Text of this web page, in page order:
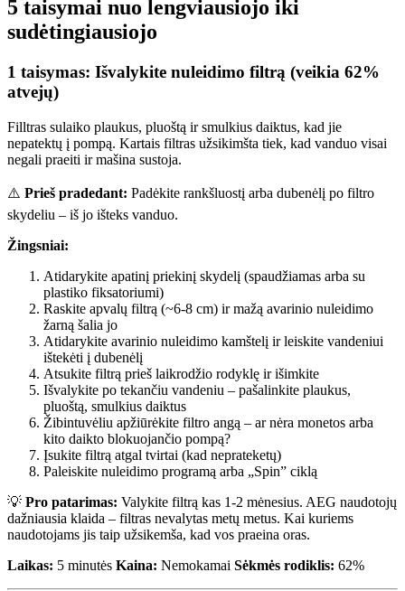
5 taisymai nuo lengviausiojo iki
sudėtingiausiojo
1 taisymas: Išvalykite nuleidimo filtrą (veikia 62%
atvejų)
Filltras sulaiko plaukus, pluoštą ir smulkius daiktus, kad jie
nepatektų į pompą. Kartais filtras užsikimšta tiek, kad vanduo visai
negali praeiti ir mašina sustoja.
⚠️ Prieš pradedant: Padėkite rankšluostį arba dubenėlį po filtro
skydeliu – iš jo išteks vanduo.
Žingsniai:
Atidarykite apatinį priekinį skydelį (spaudžiamas arba su
plastiko fiksatoriumi)
Raskite apvalų filtrą (~6-8 cm) ir mažą avarinio nuleidimo
žarną šalia jo
Atidarykite avarinio nuleidimo kamštelį ir leiskite vandeniui
ištekėti į dubenėlį
Atsukite filtrą prieš laikrodžio rodyklę ir išimkite
Išvalykite po tekančiu vandeniu – pašalinkite plaukus,
pluoštą, smulkius daiktus
Žibintuvėliu apžiūrėkite filtro angą – ar nėra monetos arba
kito daikto blokuojančio pompą?
Įsukite filtrą atgal tvirtai (kad neprateketų)
Paleiskite nuleidimo programą arba „Spin” ciklą
💡 Pro patarimas: Valykite filtrą kas 1-2 mėnesius. AEG naudotojų
dažniausia klaida – filtras nevalytas metų metus. Kai kuriems
naudotojams jis taip užsikemša, kad vos praeina oras.
Laikas: 5 minutės Kaina: Nemokamai Sėkmės rodiklis: 62%